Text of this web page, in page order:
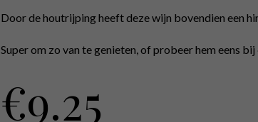
Door de houtrijping heeft deze wijn bovendien een
Super om zo van te genieten, of probeer hem eens
€9.25